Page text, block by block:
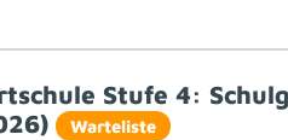
Stufe 4:
Warteliste